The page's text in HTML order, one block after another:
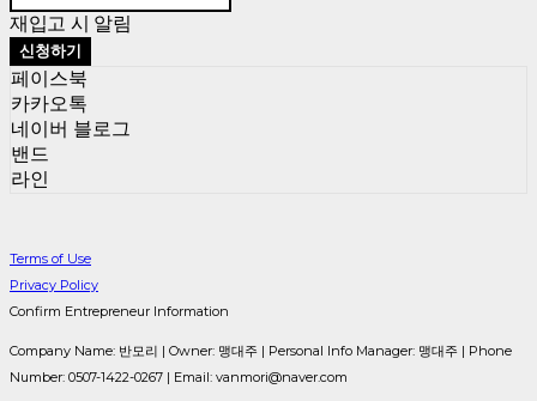
재입고 시 알림
신청하기
페이스북
카카오톡
네이버 블로그
밴드
라인
Terms of Use
Privacy Policy
Confirm Entrepreneur Information
Company Name: 반모리 | Owner: 맹대주 | Personal Info Manager: 맹대주 | Phone
Number: 0507-1422-0267 | Email: vanmori@naver.com